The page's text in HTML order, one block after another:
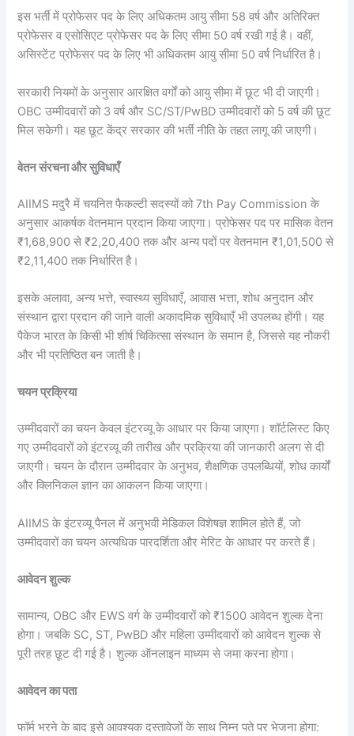
इस भर्ती में प्रोफेसर पद के लिए अधिकतम आयु सीमा 58 वर्ष और अतिरिक्त
प्रोफेसर व एसोसिएट प्रोफेसर पद के लिए सीमा 50 वर्ष रखी गई है। वहीं,
असिस्टेंट प्रोफेसर पद के लिए भी अधिकतम आयु सीमा 50 वर्ष निर्धारित है।
सरकारी नियमों के अनुसार आरक्षित वर्गों को आयु सीमा में छूट भी दी जाएगी।
OBC उम्मीदवारों को 3 वर्ष और SC/ST/PwBD उम्मीदवारों को 5 वर्ष की छूट
मिल सकेगी। यह छूट केंद्र सरकार की भर्ती नीति के तहत लागू की जाएगी।
वेतन संरचना और सुविधाएँ
AIIMS मदुरै में चयनित फैकल्टी सदस्यों को 7th Pay Commission के
अनुसार आकर्षक वेतनमान प्रदान किया जाएगा। प्रोफेसर पद पर मासिक वेतन
₹1,68,900 से ₹2,20,400 तक और अन्य पदों पर वेतनमान ₹1,01,500 से
₹2,11,400 तक निर्धारित है।
इसके अलावा, अन्य भत्ते, स्वास्थ्य सुविधाएँ, आवास भत्ता, शोध अनुदान और
संस्थान द्वारा प्रदान की जाने वाली अकादमिक सुविधाएँ भी उपलब्ध होंगी। यह
पैकेज भारत के किसी भी शीर्ष चिकित्सा संस्थान के समान है, जिससे यह नौकरी
और भी प्रतिष्ठित बन जाती है।
चयन प्रक्रिया
उम्मीदवारों का चयन केवल इंटरव्यू के आधार पर किया जाएगा। शॉर्टलिस्ट किए
गए उम्मीदवारों को इंटरव्यू की तारीख और प्रक्रिया की जानकारी अलग से दी
जाएगी। चयन के दौरान उम्मीदवार के अनुभव, शैक्षणिक उपलब्धियों, शोध कार्यों
और क्लिनिकल ज्ञान का आकलन किया जाएगा।
AIIMS के इंटरव्यू पैनल में अनुभवी मेडिकल विशेषज्ञ शामिल होते हैं, जो
उम्मीदवारों का चयन अत्यधिक पारदर्शिता और मेरिट के आधार पर करते हैं।
आवेदन शुल्क
सामान्य, OBC और EWS वर्ग के उम्मीदवारों को ₹1500 आवेदन शुल्क देना
होगा। जबकि SC, ST, PwBD और महिला उम्मीदवारों को आवेदन शुल्क से
पूरी तरह छूट दी गई है। शुल्क ऑनलाइन माध्यम से जमा करना होगा।
आवेदन का पता
फॉर्म भरने के बाद इसे आवश्यक दस्तावेजों के साथ निम्न पते पर भेजना होगा: